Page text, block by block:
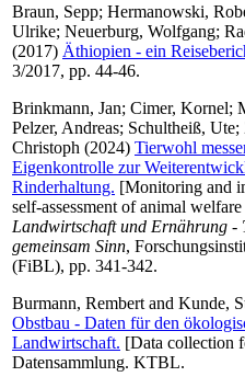
Braun, Sepp; Hermanowski,
Ulrike; Neuerburg, Wolfgang;
(2017) Äthiopien - ein
3/2017, pp. 44-46.
Brinkmann, Jan; Cimer, Kornel;
Pelzer, Andreas; Schultheiß, Ute;
Christoph (2024) Tierwohl
Eigenkontrolle zur
Rinderhaltung. [Monitoring and
self-assessment of animal
Landwirtschaft und Ernährung -
gemeinsam Sinn,
(FiBL), pp. 341-342.
Burmann, Rembert and Kunde,
Obstbau - Daten für den
Landwirtschaft. [Data collection
Datensammlung. KTBL.